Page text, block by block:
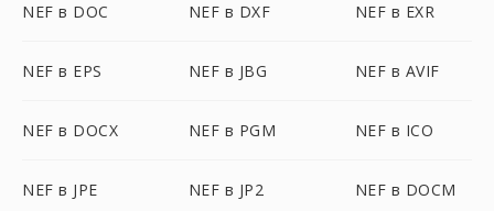
NEF в DOC NEF в DXF NEF в EXR
NEF в EPS NEF в JBG NEF в AVIF
NEF в DOCX NEF в PGM NEF в ICO
NEF в JPE NEF в JP2 NEF в DOCM